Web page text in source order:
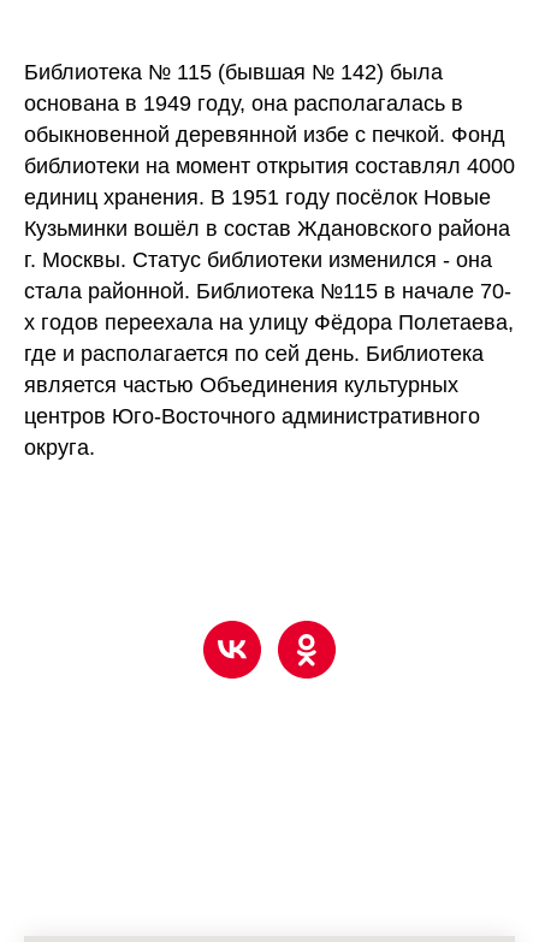
Библиотека № 115 (бывшая № 142) была
основана в 1949 году, она располагалась в
обыкновенной деревянной избе с печкой. Фонд
библиотеки на момент открытия составлял 4000
единиц хранения. В 1951 году посёлок Новые
Кузьминки вошёл в состав Ждановского района
г. Москвы. Статус библиотеки изменился - она
стала районной. Библиотека №115 в начале 70-
х годов переехала на улицу Фёдора Полетаева,
где и располагается по сей день. Библиотека
является частью Объединения культурных
центров Юго-Восточного административного
округа.